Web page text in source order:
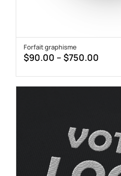
Forfait graphisme
$90.00 – $750.00